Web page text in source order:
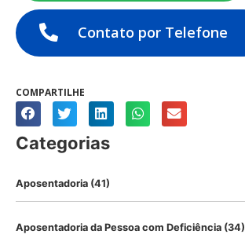
Contato por Telefone
COMPARTILHE
Categorias
Aposentadoria (41)
Aposentadoria da Pessoa com Deficiência (34)